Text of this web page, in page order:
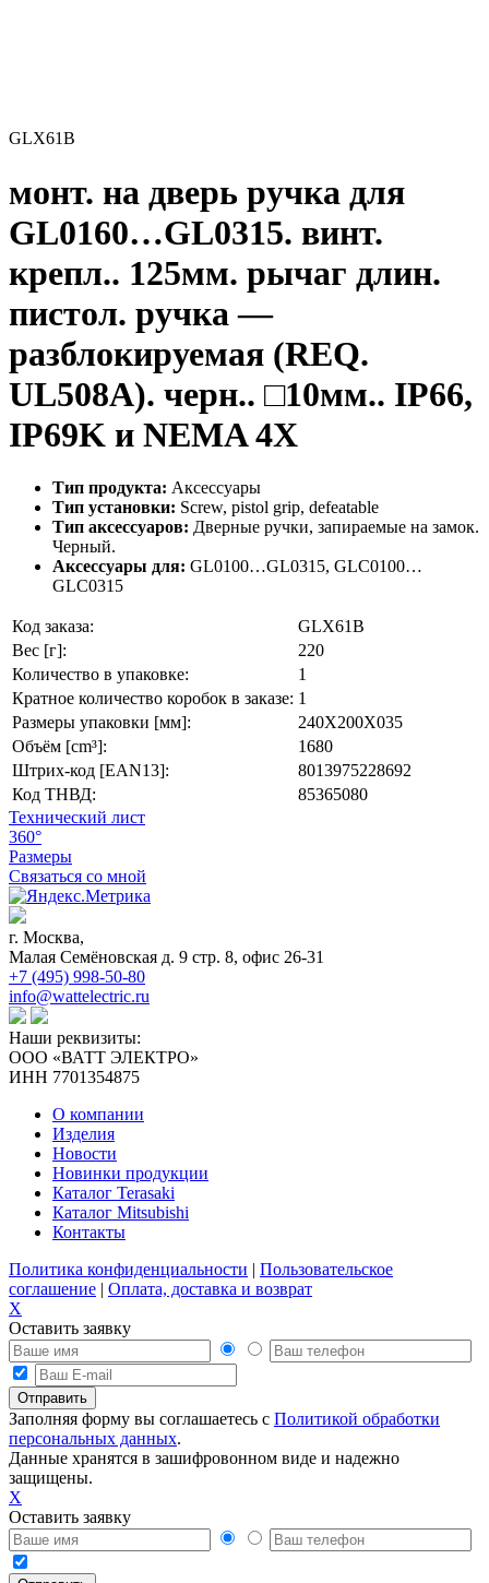
GLX61B
монт. на дверь ручка для
GL0160…GL0315. винт.
крепл.. 125мм. рычаг длин.
пистол. ручка —
разблокируемая (REQ.
UL508A). черн.. □10мм.. IP66,
IP69K и NEMA 4X
Тип продукта: Аксессуары
Тип установки: Screw, pistol grip, defeatable
Тип аксессуаров: Дверные ручки, запираемые на замок.
Черный.
Аксессуары для: GL0100…GL0315, GLC0100…
GLC0315
Код заказа:
GLX61B
Вес [г]:
220
Количество в упаковке:
1
Кратное количество коробок в заказе: 1
Размеры упаковки [мм]:
240X200X035
Объём [cm³]:
1680
Штрих-код [EAN13]:
8013975228692
Код ТНВД:
85365080
Технический лист
360°
Размеры
Связаться со мной
г. Москва,
Малая Семёновская д. 9 стр. 8, офис 26-31
+7 (495) 998-50-80
info@wattelectric.ru
Наши реквизиты:
ООО «ВАТТ ЭЛЕКТРО»
ИНН 7701354875
О компании
Изделия
Новости
Новинки продукции
Каталог Terasaki
Каталог Mitsubishi
Контакты
Политика конфиденциальности | Пользовательское
соглашение | Оплата, доставка и возврат
X
Оставить заявку
Заполняя форму вы соглашаетесь с Политикой обработки
персональных данных.
Данные хранятся в зашифровонном виде и надежно
защищены.
X
Оставить заявку